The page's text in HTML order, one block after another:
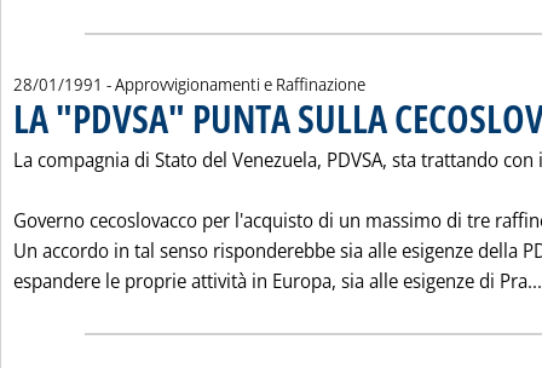
28/01/1991 - Approvvigionamenti e Raffinazione
LA "PDVSA" PUNTA SULLA
La compagnia di Stato del Venezuela, PDVSA, sta trattando con
Governo cecoslovacco per l'acquisto di un massimo di tre
Un accordo in tal senso risponderebbe sia alle esigenze della
espandere le proprie attività in Europa, sia alle esigenze di Pra...